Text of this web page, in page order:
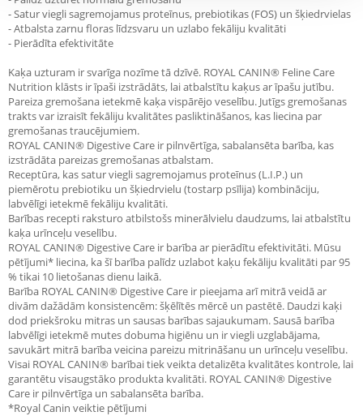
- Satur viegli sagremojamus proteīnus, prebiotikas (FOS) un šķiedrvielas
- Atbalsta zarnu floras līdzsvaru un uzlabo fekāliju kvalitāti
- Pierādīta efektivitāte
Kaķa uzturam ir svarīga nozīme tā dzīvē. ROYAL CANIN® Feline Care
Nutrition klāsts ir īpaši izstrādāts, lai atbalstītu kaķus ar īpašu jutību.
Pareiza gremošana ietekmē kaķa vispārējo veselību. Jutīgs gremošanas
trakts var izraisīt fekāliju kvalitātes pasliktināšanos, kas liecina par
gremošanas traucējumiem.
ROYAL CANIN® Digestive Care ir pilnvērtīga, sabalansēta barība, kas
izstrādāta pareizas gremošanas atbalstam.
Receptūra, kas satur viegli sagremojamus proteīnus (L.I.P.) un
piemērotu prebiotiku un šķiedrvielu (tostarp psīlija) kombināciju,
labvēlīgi ietekmē fekāliju kvalitāti.
Barības recepti raksturo atbilstošs minerālvielu daudzums, lai atbalstītu
kaķa urīnceļu veselību.
ROYAL CANIN® Digestive Care ir barība ar pierādītu efektivitāti. Mūsu
pētījumi* liecina, ka šī barība palīdz uzlabot kaķu fekāliju kvalitāti par 95
% tikai 10 lietošanas dienu laikā.
Barība ROYAL CANIN® Digestive Care ir pieejama arī mitrā veidā ar
divām dažādām konsistencēm: šķēlītēs mērcē un pastētē. Daudzi kaķi
dod priekšroku mitras un sausas barības sajaukumam. Sausā barība
labvēlīgi ietekmē mutes dobuma higiēnu un ir viegli uzglabājama,
savukārt mitrā barība veicina pareizu mitrināšanu un urīnceļu veselību.
Visai ROYAL CANIN® barībai tiek veikta detalizēta kvalitātes kontrole, lai
garantētu visaugstāko produkta kvalitāti. ROYAL CANIN® Digestive
Care ir pilnvērtīga un sabalansēta barība.
*Royal Canin veiktie pētījumi